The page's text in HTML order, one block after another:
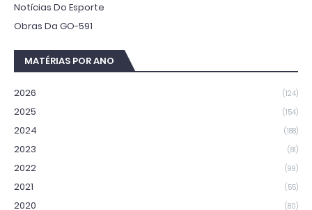
Notícias Do Esporte
Obras Da GO-591
MATÉRIAS POR ANO
2026 (124)
2025 (154)
2024 (188)
2023 (81)
2022 (99)
2021 (55)
2020 (80)